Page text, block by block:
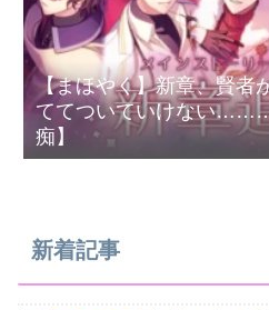
【まほやく】新章、賢者
ててついていけない
痴】
新着記事